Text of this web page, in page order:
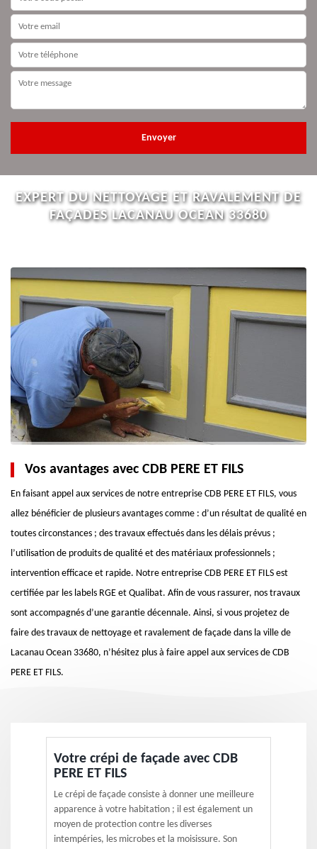
EXPERT DU NETTOYAGE ET RAVALEMENT DE
FAÇADES LACANAU OCEAN 33680
Vos avantages avec CDB PERE ET FILS
En faisant appel aux services de notre entreprise CDB PERE ET FILS, vous
allez bénéficier de plusieurs avantages comme : d’un résultat de qualité en
toutes circonstances ; des travaux effectués dans les délais prévus ;
l’utilisation de produits de qualité et des matériaux professionnels ;
intervention efficace et rapide. Notre entreprise CDB PERE ET FILS est
certifiée par les labels RGE et Qualibat. Afin de vous rassurer, nos travaux
sont accompagnés d’une garantie décennale. Ainsi, si vous projetez de
faire des travaux de nettoyage et ravalement de façade dans la ville de
Lacanau Ocean 33680, n’hésitez plus à faire appel aux services de CDB
PERE ET FILS.
Votre crépi de façade avec CDB
PERE ET FILS
Le crépi de façade consiste à donner une meilleure
apparence à votre habitation ; il est également un
moyen de protection contre les diverses
intempéries, les microbes et la moisissure. Son